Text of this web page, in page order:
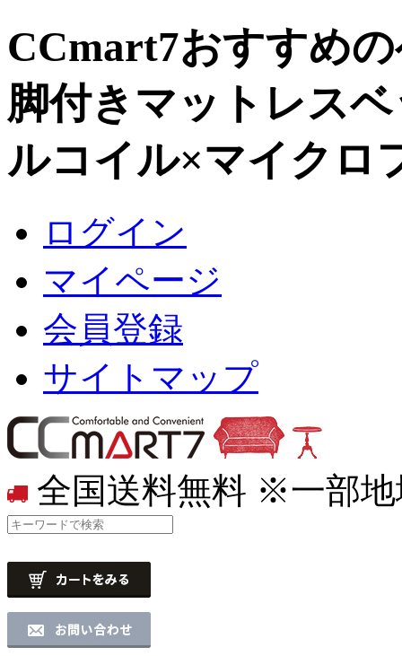
CCmart7おすすめ
脚付きマットレス
ルコイル×マイクロ
ログイン
マイページ
会員登録
サイトマップ
全国送料無料 ※一部地